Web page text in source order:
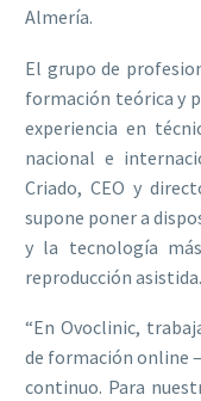
Almería.
El grupo de
formación teórica y
experiencia en
nacional e
Criado, CEO y
supone poner a
y la tecnología
reproducción asistida.
“En Ovoclinic,
de formación online
continuo. Para